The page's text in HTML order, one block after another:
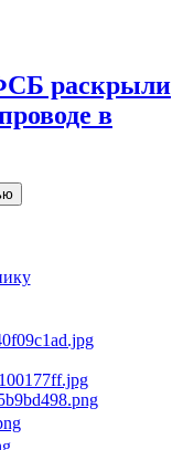
раскрыли
в